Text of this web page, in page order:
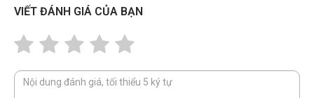
VIẾT ĐÁNH GIÁ CỦA BẠN